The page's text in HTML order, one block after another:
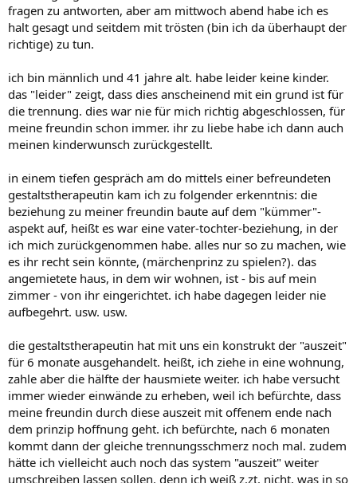
fragen zu antworten, aber am mittwoch abend habe ich es
halt gesagt und seitdem mit trösten (bin ich da überhaupt der
richtige) zu tun.
ich bin männlich und 41 jahre alt. habe leider keine kinder.
das "leider" zeigt, dass dies anscheinend mit ein grund ist für
die trennung. dies war nie für mich richtig abgeschlossen, für
meine freundin schon immer. ihr zu liebe habe ich dann auch
meinen kinderwunsch zurückgestellt.
in einem tiefen gespräch am do mittels einer befreundeten
gestaltstherapeutin kam ich zu folgender erkenntnis: die
beziehung zu meiner freundin baute auf dem "kümmer"-
aspekt auf, heißt es war eine vater-tochter-beziehung, in der
ich mich zurückgenommen habe. alles nur so zu machen, wie
es ihr recht sein könnte, (märchenprinz zu spielen?). das
angemietete haus, in dem wir wohnen, ist - bis auf mein
zimmer - von ihr eingerichtet. ich habe dagegen leider nie
aufbegehrt. usw. usw.
die gestaltstherapeutin hat mit uns ein konstrukt der "auszeit"
für 6 monate ausgehandelt. heißt, ich ziehe in eine wohnung,
zahle aber die hälfte der hausmiete weiter. ich habe versucht
immer wieder einwände zu erheben, weil ich befürchte, dass
meine freundin durch diese auszeit mit offenem ende nach
dem prinzip hoffnung geht. ich befürchte, nach 6 monaten
kommt dann der gleiche trennungsschmerz noch mal. zudem
hätte ich vielleicht auch noch das system "auszeit" weiter
umschreiben lassen sollen. denn ich weiß z.zt. nicht, was in so